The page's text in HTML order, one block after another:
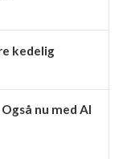
kedelig
nu med AI